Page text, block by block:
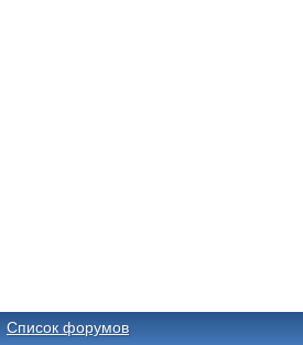
Список форумов